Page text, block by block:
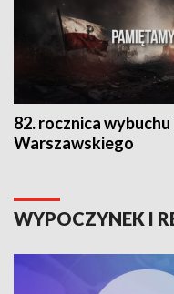
82. rocznica
Warszawskiego
WYPOCZYNEK I